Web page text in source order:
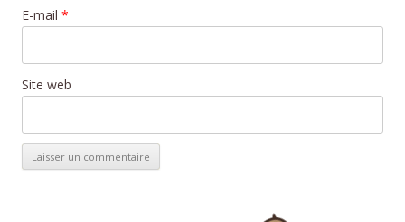
E-mail *
Site web